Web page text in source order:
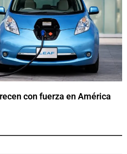
con fuerza en América